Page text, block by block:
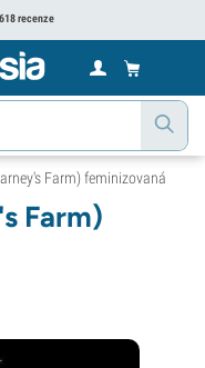
recenze
Farm) feminizovaná
Farm)